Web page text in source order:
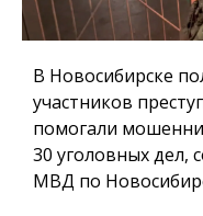
В Новосибирске
участников
помогали
30 уголовных дел,
МВД по